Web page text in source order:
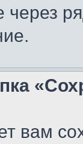
через
вам